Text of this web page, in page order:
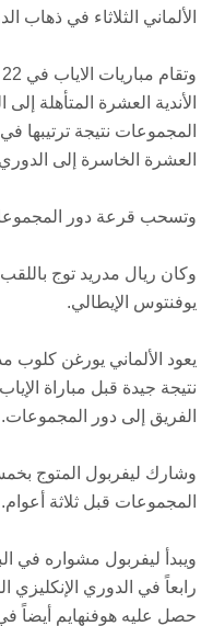
الألماني الثلاثاء في ذهاب
المجموعات نتيجة ترتيبها
العشرة الخاسرة إلى الدوري
وتسحب قرعة دور المجموعات في 24 آب/أغسطس
وكان ريال مدريد توج
يوفنتوس الإيطالي.
يعود الألماني يورغن كلوب
نتيجة جيدة قبل مباراة
الفريق إلى دور المجموعات.
وشارك ليفربول المتوج
المجموعات قبل ثلاثة أعوام.
ويبدأ ليفربول مشواره في
رابعاً في الدوري
حصل عليه هوفنهايم أيضاً